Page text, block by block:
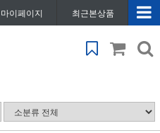
마이페이지 최근본상품